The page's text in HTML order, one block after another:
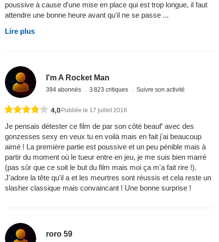
poussive à cause d'une mise en place qui est trop longue, il faut
attendre une bonne heure avant qu'il ne se passe ...
Lire plus
I'm A Rocket Man
394 abonnés 3 823 critiques Suivre son activité
4,0Publiée le 17 juillet 2016
Je pensais détester ce film de par son côté beauf' avec des
gonzesses sexy en veux tu en voilà mais en fait j'ai beaucoup
aimé ! La première partie est poussive et un peu pénible mais à
partir du moment où le tueur entre en jeu, je me suis bien marré
(pas sûr que ce soit le but du film mais moi ça m'a fait rire !).
J'adore la tête qu'il a et les meurtres sont réussis et cela reste un
slasher classique mais convaincant ! Une bonne surprise !
roro 59